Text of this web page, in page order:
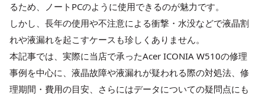
るため、ノートPCのように使用できるのが魅力です。
しかし、長年の使用や不注意による衝撃・水没などで液晶割
れや液漏れを起こすケースも珍しくありません。
本記事では、実際に当店で承ったAcer ICONIA W510の修理
事例を中心に、液晶故障や液漏れが疑われる際の対処法、修
理期間・費用の目安、さらにはデータについての疑問点にも